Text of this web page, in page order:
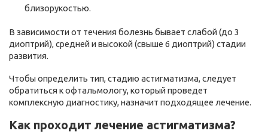
близорукостью.
В зависимости от течения болезнь бывает слабой (до 3
диоптрий), средней и высокой (свыше 6 диоптрий) стадии
развития.
Чтобы определить тип, стадию астигматизма, следует
обратиться к офтальмологу, который проведет
комплексную диагностику, назначит подходящее лечение.
Как проходит лечение астигматизма?